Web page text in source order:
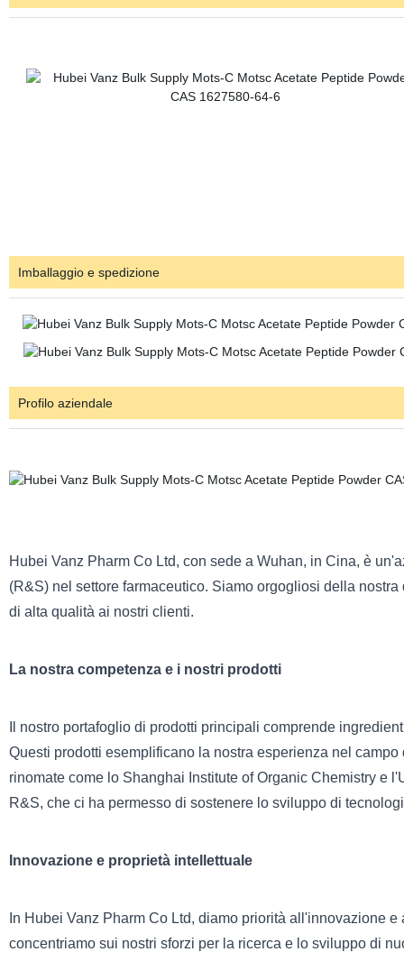
Imballaggio e spedizione
Profilo aziendale
Hubei Vanz Pharm Co Ltd, con sede a Wuhan, in Cina, è
(R&S) nel settore farmaceutico. Siamo orgogliosi della
di alta qualità ai nostri clienti.
La nostra competenza e i nostri prodotti
Il nostro portafoglio di prodotti principali comprende
Questi prodotti esemplificano la nostra esperienza nel
rinomate come lo Shanghai Institute of Organic Chemistry e
R&S, che ci ha permesso di sostenere lo sviluppo di
Innovazione e proprietà intellettuale
In Hubei Vanz Pharm Co Ltd, diamo priorità all'innovazione
concentriamo sui nostri sforzi per la ricerca e lo sviluppo di